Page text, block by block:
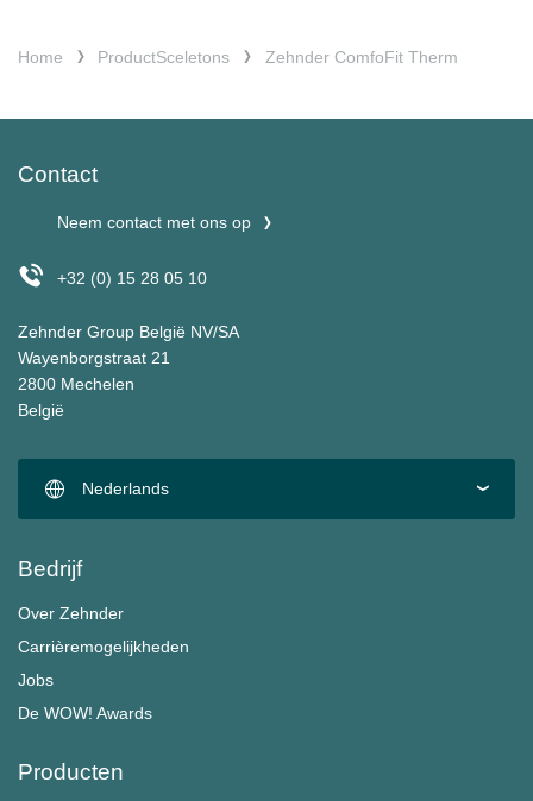
Home ProductSceletons Zehnder ComfoFit Therm
Contact
Neem contact met ons op
+32 (0) 15 28 05 10
Zehnder Group België NV/SA
Wayenborgstraat 21
2800 Mechelen
België
Nederlands
Bedrijf
Over Zehnder
Carrièremogelijkheden
Jobs
De WOW! Awards
Producten